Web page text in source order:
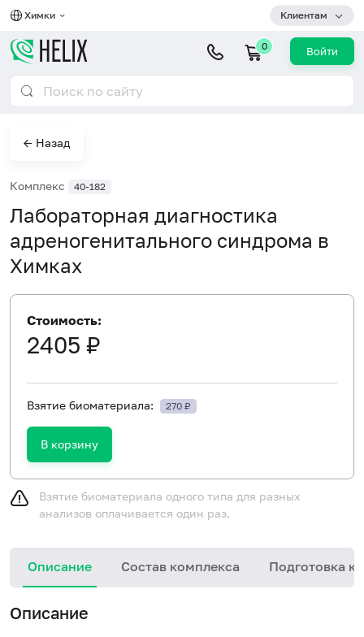
Химки Клиентам
0 Войти
← Назад
Комплекс 40-182
Лабораторная диагностика
адреногенитального синдрома в
Химках
Стоимость:
2405 ₽
Взятие биоматериала: 270 ₽
В корзину
Взятие биоматериала одного типа для разных
анализов оплачивается один раз.
Описание Состав комплекса Подготовка к
Описание